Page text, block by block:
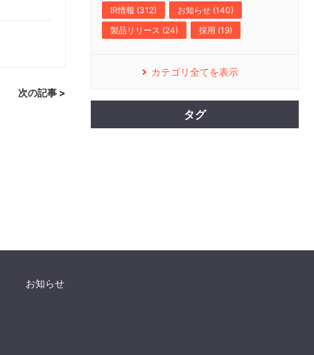
次の記事 >
IR情報 (312)
お知らせ (140)
製品リリース (24)
採用 (19)
カテゴリ全てを表示
タグ
お知らせ